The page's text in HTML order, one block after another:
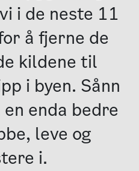
i de neste 11
å fjerne de
kildene til
i byen. Sånn
enda bedre
leve og
i.